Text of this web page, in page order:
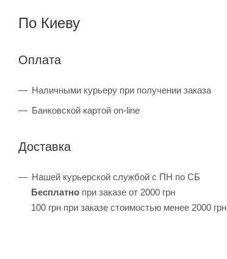
По Киеву
Оплата
Наличными курьеру при получении заказа
Банковской картой on-line
Доставка
Нашей курьерской службой с ПН по СБ
Бесплатно при заказе от 2000 грн
100 грн при заказе стоимостью менее 2000 грн